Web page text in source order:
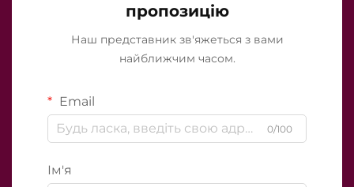
пропозицію
Наш представник зв'яжеться з вами
найближчим часом.
Email
0/100
Ім'я